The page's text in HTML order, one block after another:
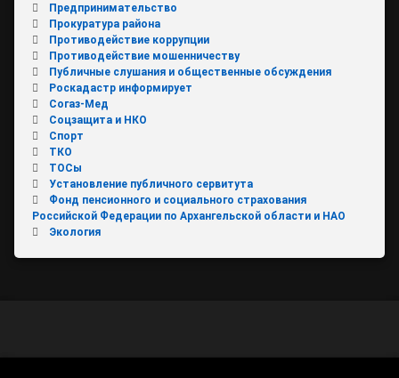
Предпринимательство
Прокуратура района
Противодействие коррупции
Противодействие мошенничеству
Публичные слушания и общественные обсуждения
Роскадастр информирует
Согаз-Мед
Соцзащита и НКО
Спорт
ТКО
ТОСы
Установление публичного сервитута
Фонд пенсионного и социального страхования
Российской Федерации по Архангельской области и НАО
Экология